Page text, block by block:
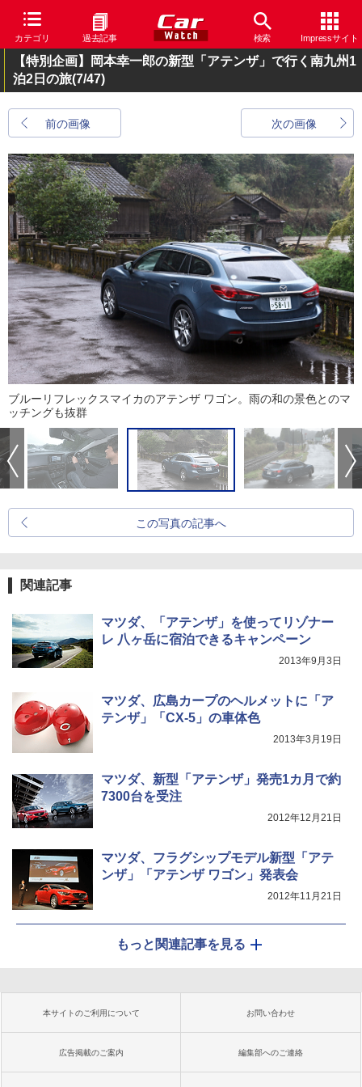
カテゴリ 過去記事 検索 Impressサイト
【特別企画】岡本幸一郎の新型「アテンザ」で行く南九州1
泊2日の旅(7/47)
前の画像 次の画像
ブルーリフレックスマイカのアテンザ ワゴン。雨の和の景色とのマ
ッチングも抜群
この写真の記事へ
関連記事
マツダ、「アテンザ」を使ってリゾナー
レ 八ヶ岳に宿泊できるキャンペーン
2013年9月3日
マツダ、広島カープのヘルメットに「ア
テンザ」「CX-5」の車体色
2013年3月19日
マツダ、新型「アテンザ」発売1カ月で約
7300台を受注
2012年12月21日
マツダ、フラグシップモデル新型「アテ
ンザ」「アテンザ ワゴン」発表会
2012年11月21日
もっと関連記事を見る
本サイトのご利用について お問い合わせ
広告掲載のご案内 編集部へのご連絡